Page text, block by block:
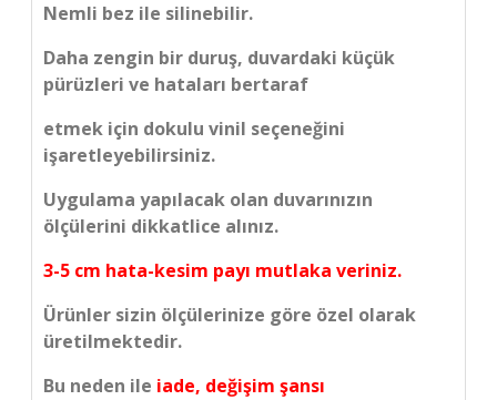
Nemli bez ile silinebilir.
Daha zengin bir duruş, duvardaki küçük
pürüzleri ve hataları bertaraf
etmek için dokulu vinil seçeneğini
işaretleyebilirsiniz.
Uygulama yapılacak olan duvarınızın
ölçülerini dikkatlice alınız.
3-5 cm hata-kesim payı mutlaka veriniz.
Ürünler sizin ölçülerinize göre özel olarak
üretilmektedir.
Bu neden ile iade, değişim şansı